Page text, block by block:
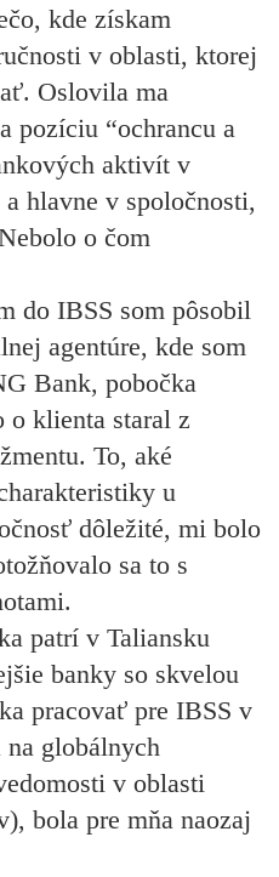
kde získam
v oblasti, ktorej
Oslovila ma
pozíciu “ochrancu a
aktivít v
hlavne v spoločnosti,
o čom
do IBSS som pôsobil
agentúre, kde som
Bank, pobočka
o klienta staral z
To, aké
u
dôležité, mi bolo
sa to s
patrí v Taliansku
banky so skvelou
pracovať pre IBSS v
globálnych
v oblasti
bola pre mňa naozaj